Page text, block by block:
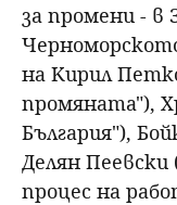
за промени - в
на Кирил
промяната"),
България"),
Делян
процес на